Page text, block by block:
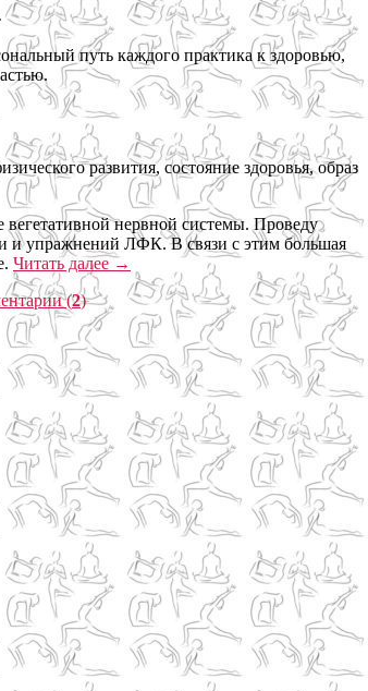
путь каждого практика к здоровью,
развития, состояние здоровья, образ
вегетативной нервной системы. Проведу
и упражнений ЛФК. В связи с этим большая
Читать далее→
(2)